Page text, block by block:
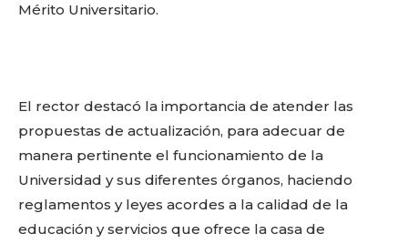
Mérito Universitario.
El rector destacó la importancia de atender las
propuestas de actualización, para adecuar de
manera pertinente el funcionamiento de la
Universidad y sus diferentes órganos, haciendo
reglamentos y leyes acordes a la calidad de la
educación y servicios que ofrece la casa de